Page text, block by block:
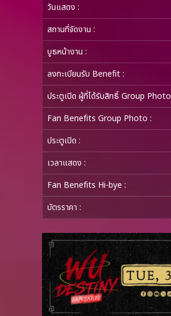
วันแสดง :
สถานที่จัดงาน :
บูธหน้างาน :
ลงทะเบียนรับ Benefit :
ประตูเปิด ผู้ที่ได้รับสิทธิ์ Group Photo
Fan Benefits Group Photo :
ประตูเปิด :
เวลาแสดง :
Fan Benefits Hi-bye :
บัตรราคา :